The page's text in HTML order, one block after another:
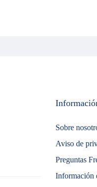
Sobre
Aviso de
Preguntas
Información